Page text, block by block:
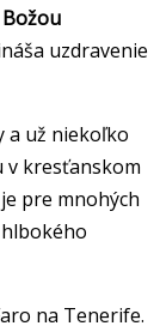
uzdravenie
a už niekoľko
v kresťanskom
pre mnohých
na Tenerife.